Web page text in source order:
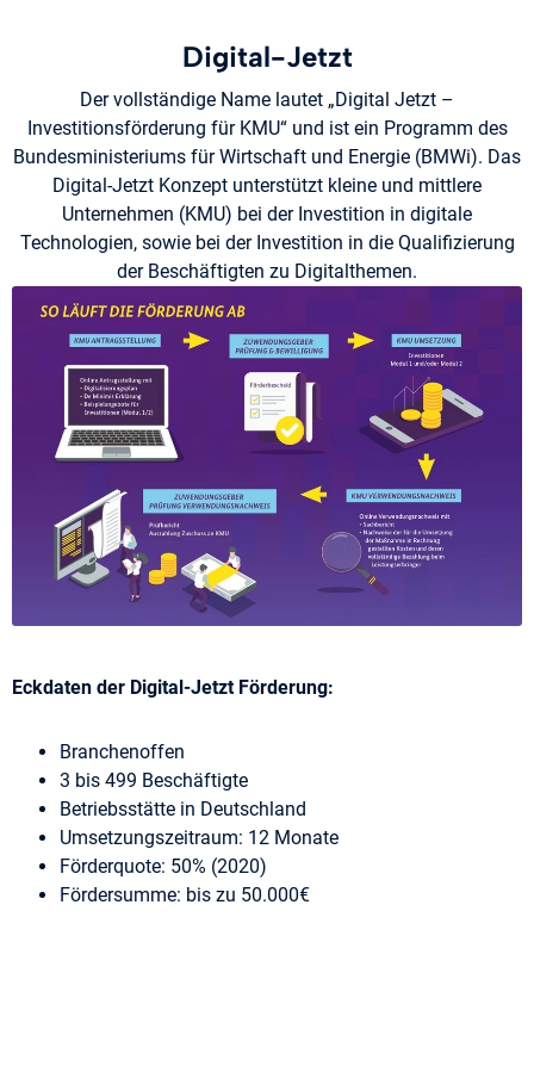
Digital-Jetzt
Der vollständige Name lautet „Digital Jetzt –
Investitionsförderung für KMU“ und ist ein Programm des
Bundesministeriums für Wirtschaft und Energie (BMWi). Das
Digital-Jetzt Konzept unterstützt kleine und mittlere
Unternehmen (KMU) bei der Investition in digitale
Technologien, sowie bei der Investition in die Qualifizierung
der Beschäftigten zu Digitalthemen.
Eckdaten der Digital-Jetzt Förderung:
Branchenoffen
3 bis 499 Beschäftigte
Betriebsstätte in Deutschland
Umsetzungszeitraum: 12 Monate
Förderquote: 50% (2020)
Fördersumme: bis zu 50.000€